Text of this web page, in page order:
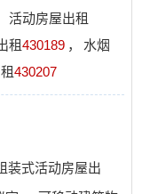
活动房屋出租
租430189 ，
水烟
430207
装式活动房屋出